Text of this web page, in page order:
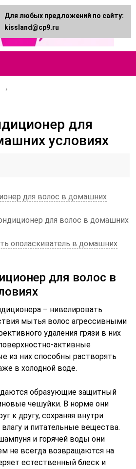
для
условиях
для волос в домашних
для волос в домашних
ополаскиватель в домашних
для волос в
– нивелировать
мытья волос агрессивными
удаления грязи в них
активные
из них способны растворять
в холодной воде.
образующие защитный
чешуйки. В норме они
к другу, сохраняя внутри
и питательные вещества.
и горячей воды они
не всегда возвращаются на
естественный блеск и
Для любых предложений по сайту:
kissland@cp9.ru